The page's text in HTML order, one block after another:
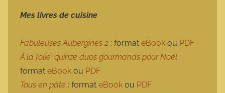
Mes livres de cuisine
Fabuleuses Aubergines 2 : format eBook ou PDF
À la folie, quinze duos gourmands pour Noël :
format eBook ou PDF
Tous en pâte : format eBook ou PDF